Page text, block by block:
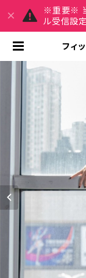
※重要※
ル受信設
フィ
ア ダ
レギ
ン ハ
ガウ
ツ ジ
ッツ
ブ
ツウ
OL
20